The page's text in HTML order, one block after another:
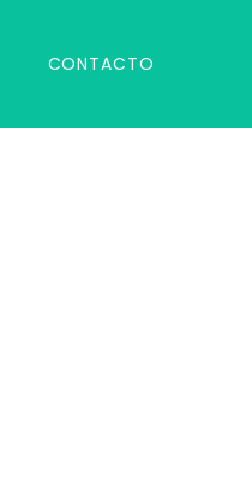
CONTACTO